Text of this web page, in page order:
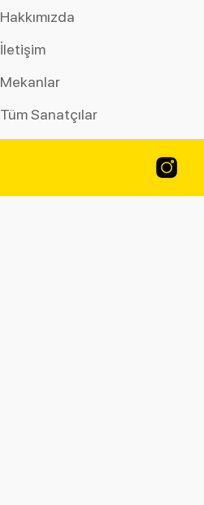
Hakkımızda
İletişim
Mekanlar
Tüm Sanatçılar